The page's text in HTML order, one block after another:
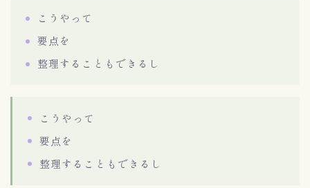
こうやって
要点を
整理することもできるし
こうやって
要点を
整理することもできるし